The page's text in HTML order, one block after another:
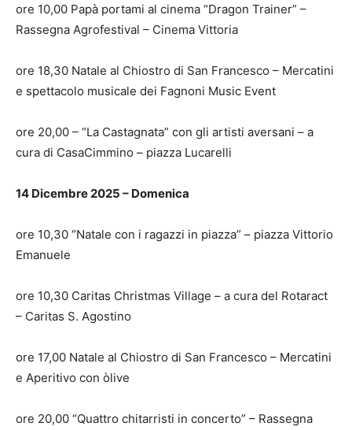
ore 10,00 Papà portami al cinema “Dragon Trainer” –
Rassegna Agrofestival – Cinema Vittoria
ore 18,30 Natale al Chiostro di San Francesco – Mercatini
e spettacolo musicale dei Fagnoni Music Event
ore 20,00 – “La Castagnata” con gli artisti aversani – a
cura di CasaCimmino – piazza Lucarelli
14 Dicembre 2025 – Domenica
ore 10,30 “Natale con i ragazzi in piazza” – piazza Vittorio
Emanuele
ore 10,30 Caritas Christmas Village – a cura del Rotaract
– Caritas S. Agostino
ore 17,00 Natale al Chiostro di San Francesco – Mercatini
e Aperitivo con òlive
ore 20,00 “Quattro chitarristi in concerto” – Rassegna